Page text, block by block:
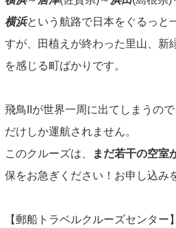
横浜という航路で日本をぐるっと
すが、田植えが終わった里山、新
を感じる町ばかりです。
飛鳥IIが世界一周に出てしまうの
だけしか運航されません。
このクルーズは、
まだ若干の空室
保をお急ぎください！お申し込み
【郵船トラベルクルーズセンター】